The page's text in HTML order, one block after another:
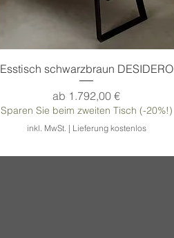
Schnellansicht
Esstisch schwarzbraun DESIDERO
ab 1.792,00 €
Sale-Preis
Sparen Sie beim zweiten Tisch (-20%!)
inkl. MwSt. | Lieferung kostenlos